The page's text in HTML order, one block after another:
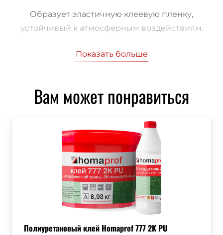
Образует эластичную клеевую пленку,
устойчивый к атмосферным воздействиям.
На наших объектах чаще всего использовали
клей Forbo, при необходимости удешевления
777 2K PU . По характеристикам он не уступает
европейскому Forbo.
2 кг основной компонент, 1,2кг
отвердитель
Показать больше
Вам может понравиться
Полиуретановый клей Homaprof 777 2K PU